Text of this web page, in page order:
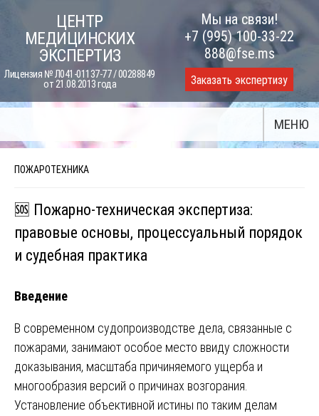
content
ЦЕНТР
МЕДИЦИНСКИХ
ЭКСПЕРТИЗ
Лицензия № Л041-01137-77 / 00288849
от 21.08.2013 года
Мы на связи!
+7 (995) 100-33-22
888@fse.ms
Заказать экспертизу
МЕНЮ
ПОЖАРОТЕХНИКА
🆘 Пожарно-техническая экспертиза:
правовые основы, процессуальный порядок
и судебная практика
Введение
В современном судопроизводстве дела, связанные с
пожарами, занимают особое место ввиду сложности
доказывания, масштаба причиняемого ущерба и
многообразия версий о причинах возгорания.
Установление объективной истины по таким делам